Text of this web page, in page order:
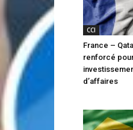
CCI
France –
renforcé
d’affaires